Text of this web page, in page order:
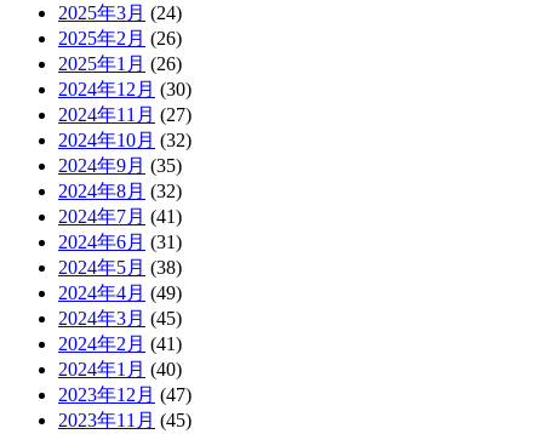
2025年3月 (24)
2025年2月 (26)
2025年1月 (26)
2024年12月 (30)
2024年11月 (27)
2024年10月 (32)
2024年9月 (35)
2024年8月 (32)
2024年7月 (41)
2024年6月 (31)
2024年5月 (38)
2024年4月 (49)
2024年3月 (45)
2024年2月 (41)
2024年1月 (40)
2023年12月 (47)
2023年11月 (45)